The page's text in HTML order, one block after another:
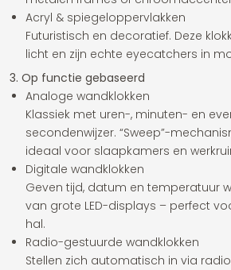
Acryl & spiegeloppervlakken
Futuristisch en decoratief. Deze
licht en zijn echte eyecatchers in
3. Op functie gebaseerd
Analoge wandklokken
Klassiek met uren-, minuten- en
secondenwijzer. “Sweep”-
ideaal voor slaapkamers en
Digitale wandklokken
Geven tijd, datum en temperatuur
van grote LED-displays – perfect
hal.
Radio-gestuurde wandklokken
Stellen zich automatisch in via